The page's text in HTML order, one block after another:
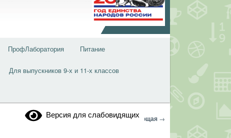
ПрофЛаборатория Питание
Для выпускников 9-х и 11-х классов
Версия для слабовидящих
Навигация
← Предыдущая Следующая →